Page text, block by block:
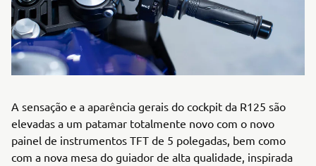
A sensação e a aparência gerais do cockpit da R125 são
elevadas a um patamar totalmente novo com o novo
painel de instrumentos TFT de 5 polegadas, bem como
com a nova mesa do guiador de alta qualidade, inspirada